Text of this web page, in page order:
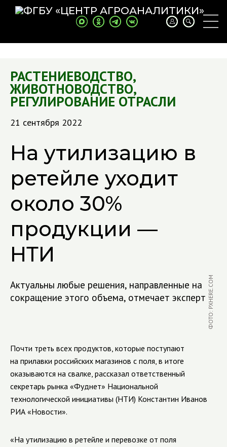
РАСТЕНИЕВОДСТВО,
ЖИВОТНОВОДСТВО,
РЕГУЛИРОВАНИЕ ОТРАСЛИ
21 сентября 2022
На утилизацию в
ретейле уходит
около 30%
продукции —
НТИ
Актуальны любые решения, направленные на
сокращение этого объема, отмечает эксперт ФОТО: PXHERE.COM
Почти треть всех продуктов, которые поступают
на прилавки российских магазинов с поля, в итоге
оказываются на свалке, рассказал ответственный
секретарь рынка «Фуднет» Национальной
технологической инициативы (НТИ) Константин Иванов
РИА «Новости».
«На утилизацию в ретейле и перевозке от поля